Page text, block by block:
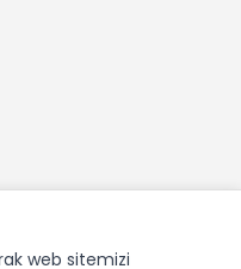
web sitemizi